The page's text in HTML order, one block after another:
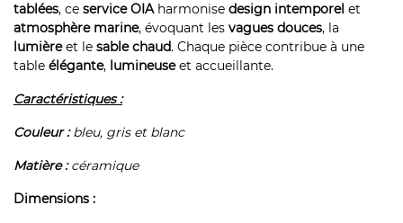
tablées, ce service OIAharmonise design intemporel et
atmosphère marine, évoquant les vagues douces, la
lumièreet le sable chaud. Chaque pièce contribue à une
table élégante, lumineuseet accueillante.
Caractéristiques :
Couleur :bleu, gris et blanc
Matière :céramique
Dimensions :